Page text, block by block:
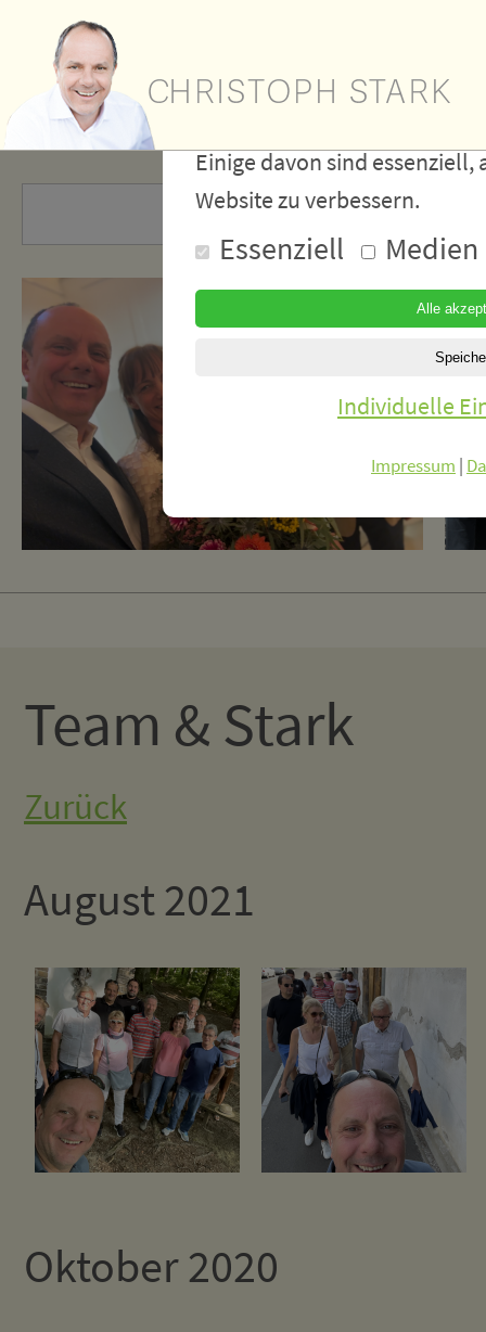
Team & Stark
Zurück
August 2021
Oktober 2020
Wir
Cookies
Einige davon sind
Website zu verbessern.
Essenziell Medien
Individuelle
Impressum |